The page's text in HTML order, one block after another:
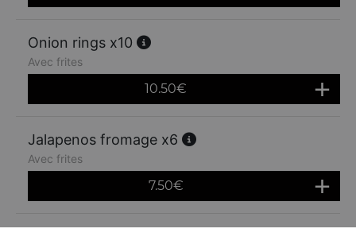
Onion rings x10
Avec frites
10.50€
Jalapenos fromage x6
Avec frites
7.50€